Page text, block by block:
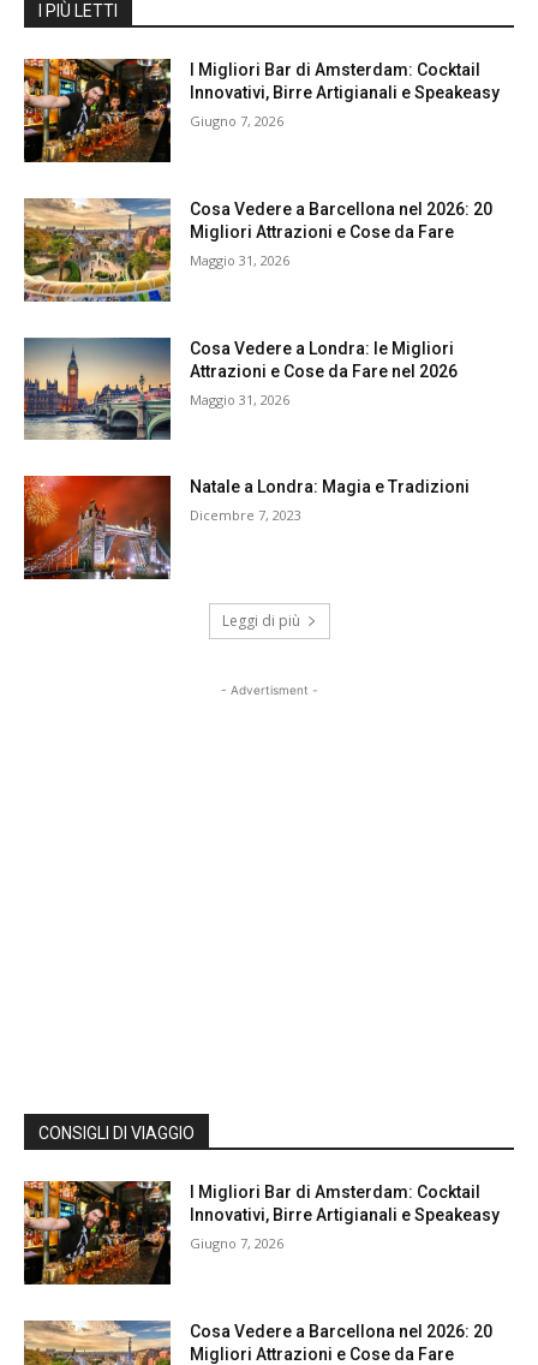
I PIÙ LETTI
I Migliori Bar di Amsterdam: Cocktail
Innovativi, Birre Artigianali e Speakeasy
Giugno 7, 2026
Cosa Vedere a Barcellona nel 2026: 20
Migliori Attrazioni e Cose da Fare
Maggio 31, 2026
Cosa Vedere a Londra: le Migliori
Attrazioni e Cose da Fare nel 2026
Maggio 31, 2026
Natale a Londra: Magia e Tradizioni
Dicembre 7, 2023
Leggi di più
- Advertisment -
CONSIGLI DI VIAGGIO
I Migliori Bar di Amsterdam: Cocktail
Innovativi, Birre Artigianali e Speakeasy
Giugno 7, 2026
Cosa Vedere a Barcellona nel 2026: 20
Migliori Attrazioni e Cose da Fare